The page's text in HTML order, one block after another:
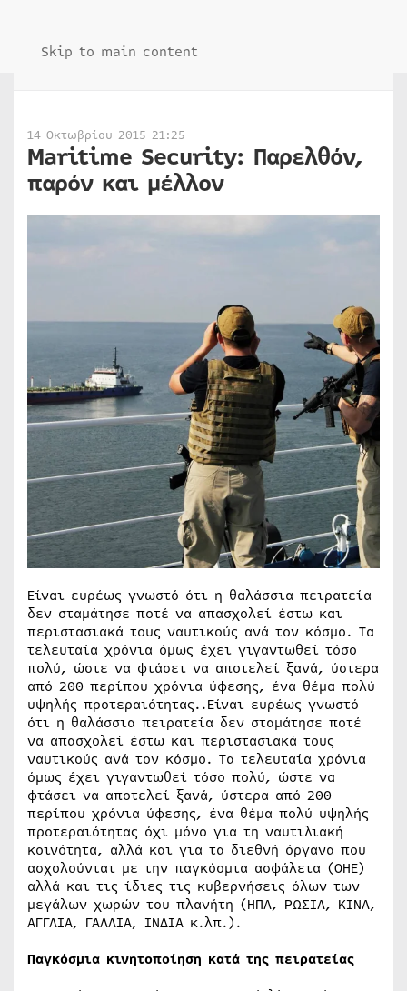
Skip to main content
14 Οκτωβρίου 2015 21:25
Maritime Security: Παρελθόν,
παρόν και μέλλον
Είναι ευρέως γνωστό ότι η θαλάσσια πειρατεία
δεν σταμάτησε ποτέ να απασχολεί έστω και
περιστασιακά τους ναυτικούς ανά τον κόσμο. Τα
τελευταία χρόνια όμως έχει γιγαντωθεί τόσο
πολύ, ώστε να φτάσει να αποτελεί ξανά, ύστερα
από 200 περίπου χρόνια ύφεσης, ένα θέμα πολύ
υψηλής προτεραιότητας..Είναι ευρέως γνωστό
ότι η θαλάσσια πειρατεία δεν σταμάτησε ποτέ
να απασχολεί έστω και περιστασιακά τους
ναυτικούς ανά τον κόσμο. Τα τελευταία χρόνια
όμως έχει γιγαντωθεί τόσο πολύ, ώστε να
φτάσει να αποτελεί ξανά, ύστερα από 200
περίπου χρόνια ύφεσης, ένα θέμα πολύ υψηλής
προτεραιότητας όχι μόνο για τη ναυτιλιακή
κοινότητα, αλλά και για τα διεθνή όργανα που
ασχολούνται με την παγκόσμια ασφάλεια (ΟΗΕ)
αλλά και τις ίδιες τις κυβερνήσεις όλων των
μεγάλων χωρών του πλανήτη (ΗΠΑ, ΡΩΣΙΑ, ΚΙΝΑ,
ΑΓΓΛΙΑ, ΓΑΛΛΙΑ, ΙΝΔΙΑ κ.λπ.).
Παγκόσμια κινητοποίηση κατά της πειρατείας